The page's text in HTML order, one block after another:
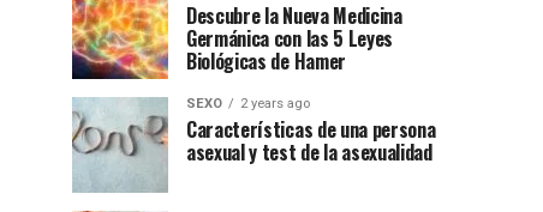
Descubre la Nueva Medicina
Germánica con las 5 Leyes
Biológicas de Hamer
SEXO 2 years ago
Características de una persona
asexual y test de la asexualidad